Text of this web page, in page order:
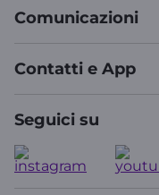
Comunicazioni
Contatti e App
Seguici su